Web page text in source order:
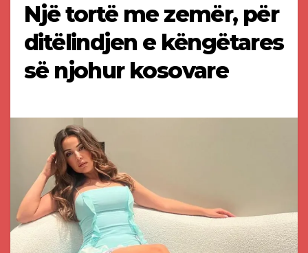
Një tortë me zemër, për
ditëlindjen e këngëtares
së njohur kosovare